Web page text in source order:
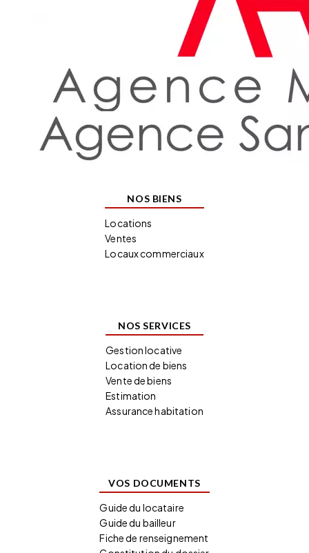
NOS BIENS
Locations
Ventes
Locaux commerciaux
NOS SERVICES
Gestion locative
Location de biens
Vente de biens
Estimation
Assurance habitation
VOS DOCUMENTS
Guide du locataire
Guide du bailleur
Fiche de renseignement